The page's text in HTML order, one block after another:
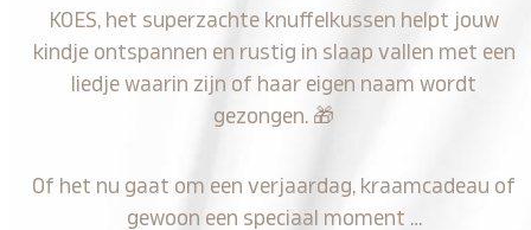
KOES, het superzachte knuffelkussen helpt jouw
kindje ontspannen en rustig in slaap vallen met een
liedje waarin zijn of haar eigen naam wordt
gezongen. 🎁
Of het nu gaat om een verjaardag, kraamcadeau of
gewoon een speciaal moment …